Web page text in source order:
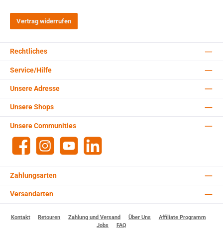
Vertrag widerrufen
Rechtliches
Service/Hilfe
Zahlungsarten
Versandarten
Unsere Adresse
Unsere Communities
Facebook Instagram YouTube
Unsere Shops
Kontakt Retouren Zahlung und Versand Über Uns
Affiliate Programm
Jobs
FAQ